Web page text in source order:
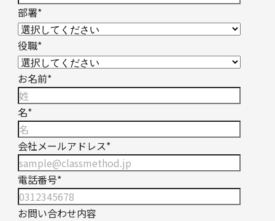
部署*
役職*
お名前*
名*
会社メールアドレス*
電話番号*
お問い合わせ内容